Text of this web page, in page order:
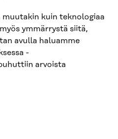
muutakin kuin teknologiaa
ymmärrystä siitä,
avulla haluamme
-
arvoista